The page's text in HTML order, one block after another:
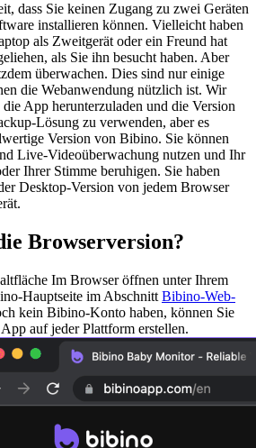
dass Sie keinen Zugang zu zwei Geräten
installieren können. Vielleicht haben
als Zweitgerät oder ein Freund hat
als Sie ihn besucht haben. Aber
überwachen. Dies sind nur einige
die Webanwendung nützlich ist. Wir
App herunterzuladen und die Version
Lösung zu verwenden, aber es
Version von Bibino. Sie können
Live-Videoüberwachung nutzen und Ihr
Ihrer Stimme beruhigen. Sie haben
Desktop-Version von jedem Browser
Browserversion?
Im Browser öffnen unter Ihrem
Hauptseite im Abschnitt Bibino-Web-
kein Bibino-Konto haben, können Sie
auf jeder Plattform erstellen.